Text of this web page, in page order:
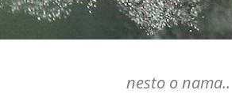
nesto o nama..